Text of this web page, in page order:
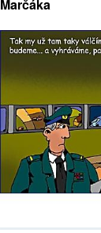
Marčáka